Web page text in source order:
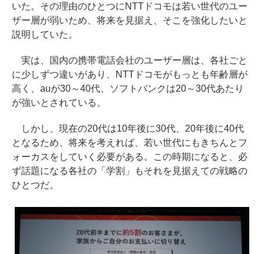
いた。その理由のひとつにNTTドコモは若い世代のユー
ザー層が弱いため、将来を見据え、そこを強化したいと
説明していた。
実は、国内の携帯電話会社のユーザー層は、各社ごと
に少しずつ違いがあり、NTTドコモがもっとも年齢層が
高く、auが30～40代、ソフトバンクは20～30代あたり
が強いとされている。
しかし、現在の20代は10年後に30代、20年後に40代
となるため、将来を考えれば、若い世代にもきちんとフ
ォーカスをしていく必要がある。この時期になると、必
ず話題になる各社の「学割」もそれを見据えての戦略の
ひとつだ。